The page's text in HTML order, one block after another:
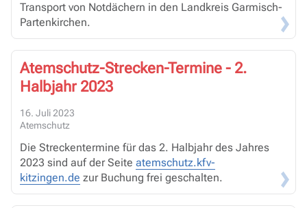
Transport von Notdächern in den Landkreis Garmisch-
Partenkirchen.
Atemschutz-Strecken-Termine - 2.
Halbjahr 2023
16. Juli 2023
Atemschutz
Die Streckentermine für das 2. Halbjahr des Jahres
2023 sind auf der Seite atemschutz.kfv-
kitzingen.de zur Buchung frei geschalten.